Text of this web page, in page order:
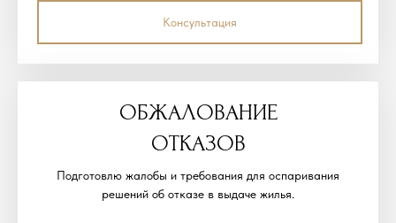
Консультация
ОБЖАЛОВАНИЕ
ОТКАЗОВ
Подготовлю жалобы и требования для оспаривания
решений об отказе в выдаче жилья.